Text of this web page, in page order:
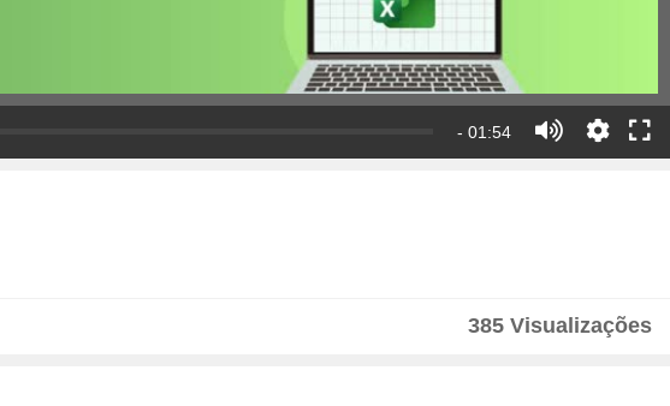
- 01:54
385 Visualizações